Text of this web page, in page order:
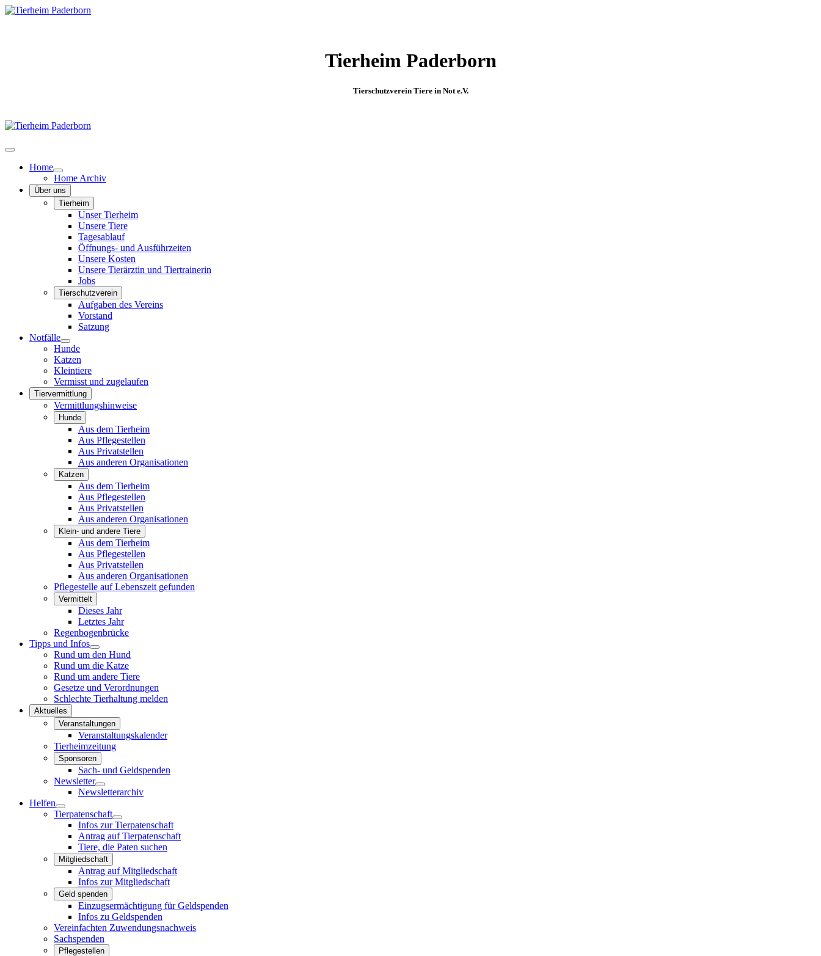
Tierheim Paderborn
Tierschutzverein Tiere in Not e.V.
Home
Home Archiv
Über uns
Tierheim
Unser Tierheim
Unsere Tiere
Tagesablauf
Öffnungs- und Ausführzeiten
Unsere Kosten
Unsere Tierärztin und Tiertrainerin
Jobs
Tierschutzverein
Aufgaben des Vereins
Vorstand
Satzung
Notfälle
Hunde
Katzen
Kleintiere
Vermisst und zugelaufen
Tiervermittlung
Vermittlungshinweise
Hunde
Aus dem Tierheim
Aus Pflegestellen
Aus Privatstellen
Aus anderen Organisationen
Katzen
Aus dem Tierheim
Aus Pflegestellen
Aus Privatstellen
Aus anderen Organisationen
Klein- und andere Tiere
Aus dem Tierheim
Aus Pflegestellen
Aus Privatstellen
Aus anderen Organisationen
Pflegestelle auf Lebenszeit gefunden
Vermittelt
Dieses Jahr
Letztes Jahr
Regenbogenbrücke
Tipps und Infos
Rund um den Hund
Rund um die Katze
Rund um andere Tiere
Gesetze und Verordnungen
Schlechte Tierhaltung melden
Aktuelles
Veranstaltungen
Veranstaltungskalender
Tierheimzeitung
Sponsoren
Sach- und Geldspenden
Newsletter
Newsletterarchiv
Helfen
Tierpatenschaft
Infos zur Tierpatenschaft
Antrag auf Tierpatenschaft
Tiere, die Paten suchen
Mitgliedschaft
Antrag auf Mitgliedschaft
Infos zur Mitgliedschaft
Geld spenden
Einzugsermächtigung für Geldspenden
Infos zu Geldspenden
Vereinfachten Zuwendungsnachweis
Sachspenden
Pflegestellen